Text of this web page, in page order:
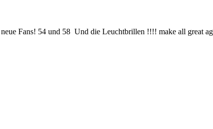
Fans! 54 und 58 Und die Leuchtbrillen !!!! make all great